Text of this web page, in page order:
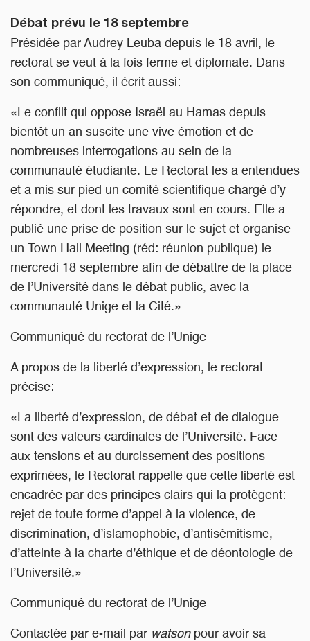
Débat prévu le 18 septembre
Présidée par Audrey Leuba depuis le 18 avril, le
rectorat se veut à la fois ferme et diplomate. Dans
son communiqué, il écrit aussi:
«Le conflit qui oppose Israël au Hamas depuis
bientôt un an suscite une vive émotion et de
nombreuses interrogations au sein de la
communauté étudiante. Le Rectorat les a entendues
et a mis sur pied un comité scientifique chargé d’y
répondre, et dont les travaux sont en cours. Elle a
publié une prise de position sur le sujet et organise
un Town Hall Meeting (réd: réunion publique) le
mercredi 18 septembre afin de débattre de la place
de l’Université dans le débat public, avec la
communauté Unige et la Cité.»
Communiqué du rectorat de l’Unige
A propos de la liberté d’expression, le rectorat
précise:
«La liberté d’expression, de débat et de dialogue
sont des valeurs cardinales de l’Université. Face
aux tensions et au durcissement des positions
exprimées, le Rectorat rappelle que cette liberté est
encadrée par des principes clairs qui la protègent:
rejet de toute forme d’appel à la violence, de
discrimination, d’islamophobie, d’antisémitisme,
d’atteinte à la charte d’éthique et de déontologie de
l’Université.»
Communiqué du rectorat de l’Unige
Contactée par e-mail par watsonpour avoir sa